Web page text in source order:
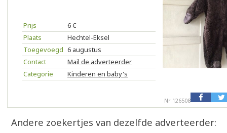
Prijs
6 €
Plaats
Hechtel-Eksel
Toegevoegd 6 augustus
Contact
Mail de adverteerder
Categorie
Kinderen en baby's
Nr 126508
Andere zoekertjes van dezelfde adverteerder: